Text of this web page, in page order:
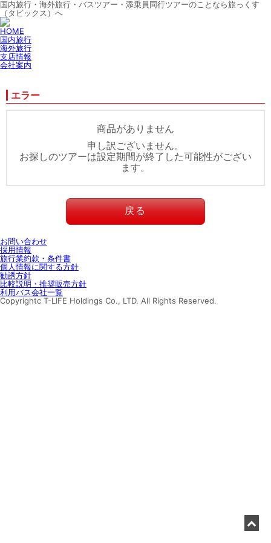
国内旅行・海外旅行・バスツアー・添乗員同行ツアーのことなら旅っくす
（タビックス）へ
HOME
国内旅行
海外旅行
支店情報
会社案内
エラー
商品がありません
申し訳ございません。
お探しのツアーは設定期間が終了した可能性がござい
ます。
戻る
お問い合わせ
採用情報
旅行業約款・条件書
個人情報に関する方針
勧誘方針
比較説明・推奨販売方針
利用バス会社一覧
Copyrightc T-LIFE Holdings Co., LTD. All Rights Reserved.